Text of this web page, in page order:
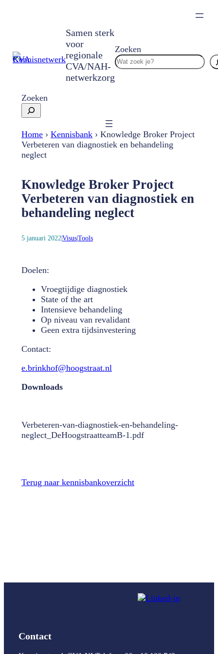
Samen sterk
voor
regionale
CVA/NAH-
netwerkzorg
Zoeken
Zoeken
Home › Kennisbank › Knowledge Broker Project
Verbeteren van diagnostiek en behandeling
neglect
Knowledge Broker Project
Verbeteren van diagnostiek en
behandeling neglect
5 januari 2022|Visus|Tools
Doelen:
Vroegtijdige diagnostiek
State of the art
Intensieve behandeling
Op niveau van revalidant
Geen extra tijdsinvestering
Contact:
e.brinkhof@hoogstraat.nl
Downloads
Verbeteren-van-diagnostiek-en-behandeling-
neglect_DeHoogstraatteamB-1.pdf
Terug naar kennisbankoverzicht
Contact